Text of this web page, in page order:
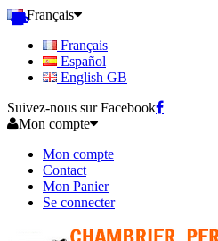
Français
Français
Español
English GB
Suivez-nous sur Facebook
Mon compte
Mon compte
Contact
Mon Panier
Se connecter